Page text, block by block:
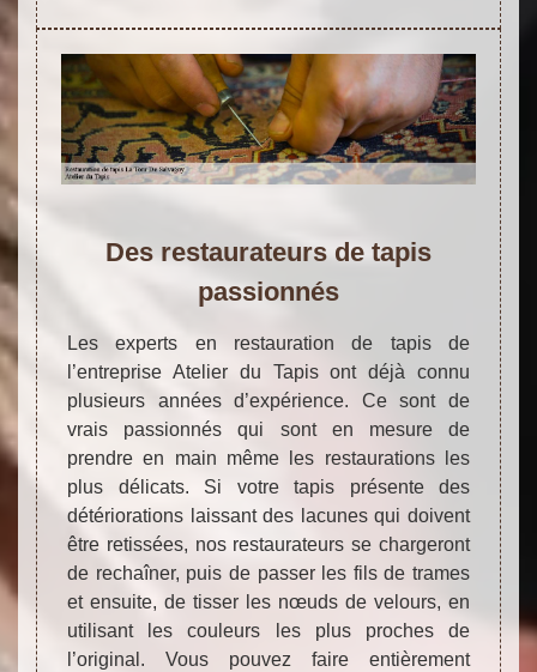
Des restaurateurs de tapis
passionnés
Les experts en restauration de tapis de
l’entreprise Atelier du Tapis ont déjà connu
plusieurs années d’expérience. Ce sont de
vrais passionnés qui sont en mesure de
prendre en main même les restaurations les
plus délicats. Si votre tapis présente des
détériorations laissant des lacunes qui doivent
être retissées, nos restaurateurs se chargeront
de rechaîner, puis de passer les fils de trames
et ensuite, de tisser les nœuds de velours, en
utilisant les couleurs les plus proches de
l’original. Vous pouvez faire entièrement